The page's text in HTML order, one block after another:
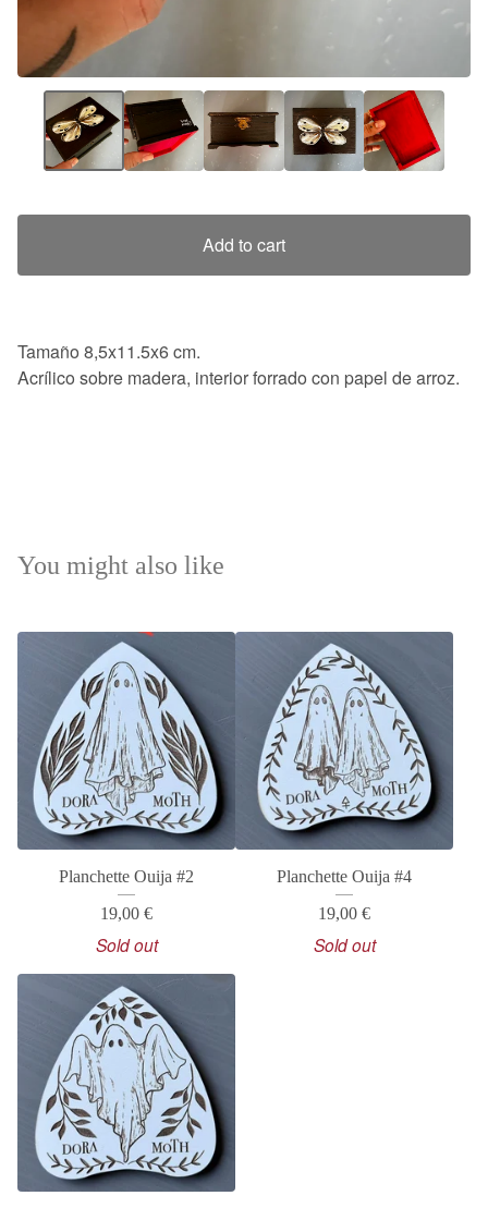
Add to cart
Tamaño 8,5x11.5x6 cm.
Acrílico sobre madera, interior forrado con papel de arroz.
You might also like
Planchette Ouija #2
19,00 €
Sold out
Planchette Ouija #4
19,00 €
Sold out